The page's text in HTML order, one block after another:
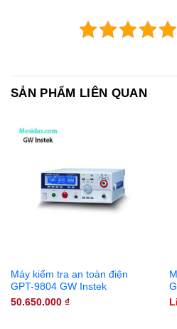
SẢN PHẨM LIÊN QUAN
Máy kiểm tra an toàn điện
GPT-9804 GW Instek
50.650.000 ₫